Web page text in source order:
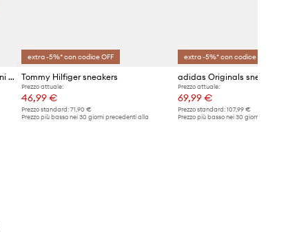
United Colors of Benetton pantoloni neonato/a
extra -5%* con codice OFF
Tommy Hilfiger sneakers
Prezzo attuale:
46,99 €
Prezzo standard:71,90 €
Prezzo più basso nei 30 giorni precedenti alla
extra -5%* con codice OFF
Prezzo attuale:
69,99 €
Prezzo standard: 107,99 €
Prezzo più basso nei 30 giorni